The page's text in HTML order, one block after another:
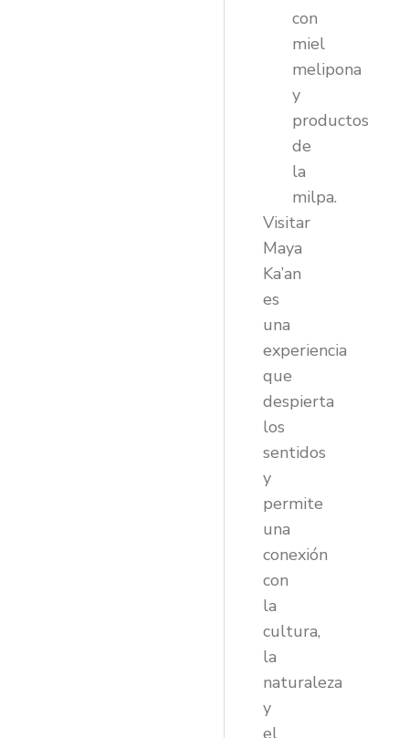
con
miel
melipona
y
productos
de
la
milpa.
Visitar
Maya
Ka’an
es
una
experiencia
que
despierta
los
sentidos
y
permite
una
conexión
con
la
cultura,
la
naturaleza
y
el